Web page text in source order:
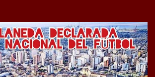
consagratorio para el Rojo y, por el otro, el
a su eterno rival. 22 de diciembre de
pocos hinchas de Independiente pueden
que ese día, el "Rojo" derrotó a Racing por 2 a